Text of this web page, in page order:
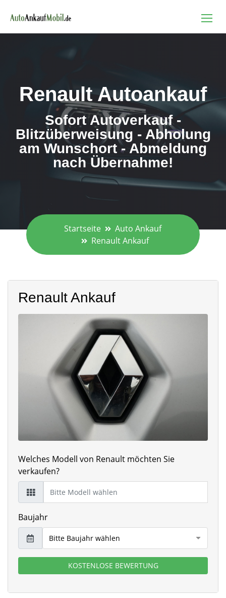
Renault Autoankauf
Sofort Autoverkauf -
Blitzüberweisung - Abholung
am Wunschort - Abmeldung
nach Übernahme!
Startseite
Auto Ankauf
Renault Ankauf
Renault Ankauf
Welches Modell von Renault möchten Sie
verkaufen?
Baujahr
KOSTENLOSE BEWERTUNG